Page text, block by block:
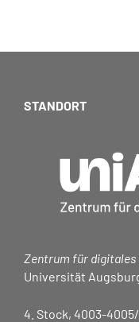
STANDORT
Zentrum für digitales
Universität
4. Stock, 4003-